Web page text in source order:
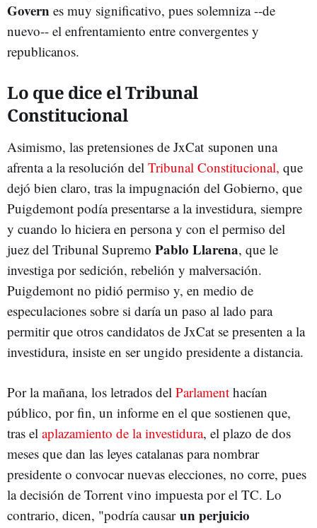
Govern es muy significativo, pues solemniza --de
nuevo-- el enfrentamiento entre convergentes y
republicanos.
Lo que dice el Tribunal
Constitucional
Asimismo, las pretensiones de JxCat suponen una
afrenta a la resolución del Tribunal Constitucional, que
dejó bien claro, tras la impugnación del Gobierno, que
Puigdemont podía presentarse a la investidura, siempre
y cuando lo hiciera en persona y con el permiso del
juez del Tribunal Supremo Pablo Llarena, que le
investiga por sedición, rebelión y malversación.
Puigdemont no pidió permiso y, en medio de
especulaciones sobre si daría un paso al lado para
permitir que otros candidatos de JxCat se presenten a la
investidura, insiste en ser ungido presidente a distancia.
Por la mañana, los letrados del Parlament hacían
público, por fin, un informe en el que sostienen que,
tras el aplazamiento de la investidura, el plazo de dos
meses que dan las leyes catalanas para nombrar
presidente o convocar nuevas elecciones, no corre, pues
la decisión de Torrent vino impuesta por el TC. Lo
contrario, dicen, "podría causar un perjuicio